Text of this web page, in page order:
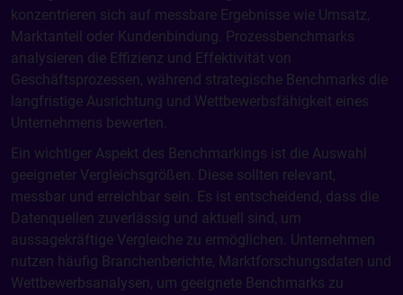
konzentrieren sich auf messbare Ergebnisse wie Umsatz,
Marktanteil oder Kundenbindung. Prozessbenchmarks
analysieren die Effizienz und Effektivität von
Geschäftsprozessen, während strategische Benchmarks die
langfristige Ausrichtung und Wettbewerbsfähigkeit eines
Unternehmens bewerten.
Ein wichtiger Aspekt des Benchmarkings ist die Auswahl
geeigneter Vergleichsgrößen. Diese sollten relevant,
messbar und erreichbar sein. Es ist entscheidend, dass die
Datenquellen zuverlässig und aktuell sind, um
aussagekräftige Vergleiche zu ermöglichen. Unternehmen
nutzen häufig Branchenberichte, Marktforschungsdaten und
Wettbewerbsanalysen, um geeignete Benchmarks zu